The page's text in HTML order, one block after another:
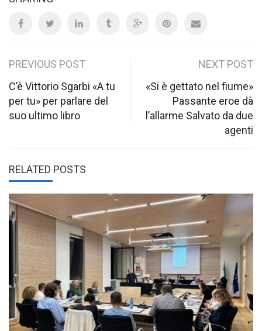
Post
navigation
PREVIOUS POST
C’è Vittorio Sgarbi «A tu
per tu» per parlare del
suo ultimo libro
NEXT POST
«Si è gettato nel fiume»
Passante eroe dà
l’allarme Salvato da due
agenti
RELATED POSTS